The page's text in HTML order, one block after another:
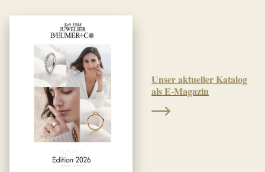
Unser aktueller Katalog
als E-Magazin